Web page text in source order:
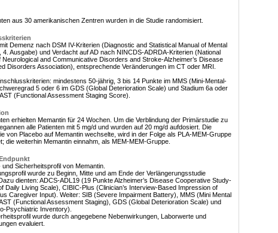
aus 30 amerikanischen Zentren wurden in die Studie randomisiert.
Demenz nach DSM IV-Kriterien (Diagnostic and Statistical Manual of Mental
4. Ausgabe) und Verdacht auf AD nach NINCDS-ADRDA-Kriterien (National
Neurological and Communicative Disorders and Stroke-Alzheimer’s Disease
Disorders Association), entsprechende Veränderungen im CT oder MRI.
mindestens 50-jährig, 3 bis 14 Punkte im MMS (Mini-Mental-
5 oder 6 im GDS (Global Deterioration Scale) und Stadium 6a oder
(Functional Assessment Staging Score).
erhielten Memantin für 24 Wochen. Um die Verblindung der Primärstudie zu
alle Patienten mit 5 mg/d und wurden auf 20 mg/d aufdosiert. Die
von Placebo auf Memantin wechselte, wird in der Folge als PLA-MEM-Gruppe
die weiterhin Memantin einnahm, als MEM-MEM-Gruppe.
Sicherheitsprofil von Memantin.
wurde zu Beginn, Mitte und am Ende der Verlängerungsstudie
dienten: ADCS-ADL19 (19 Punkte Alzheimer’s Disease Cooperative Study-
Daily Living Scale), CIBIC-Plus (Clinician’s Interview-Based Impression of
Caregiver Input). Weiter: SIB (Severe Impairment Battery), MMS (Mini Mental
(Functional Assessment Staging), GDS (Global Deterioration Scale) und
Psychiatric Inventory).
wurde durch angegebene Nebenwirkungen, Laborwerte und
evaluiert.